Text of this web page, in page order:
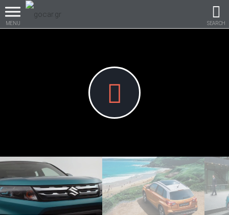
MENU SEARCH
Βρες τα πάντα για το
αυτοκίνητο!
βρες το!